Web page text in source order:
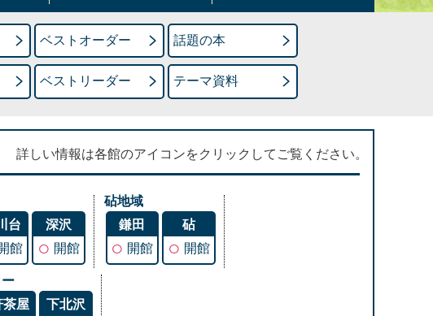
ベストオーダー 話題の本
ベストリーダー テーマ資料
詳しい情報は各館のアイコンをクリックしてご覧ください。
台
館
深沢
○ 開館
砧地域
鎌田
○ 開館
砧
○ 開館
茶屋 下北沢